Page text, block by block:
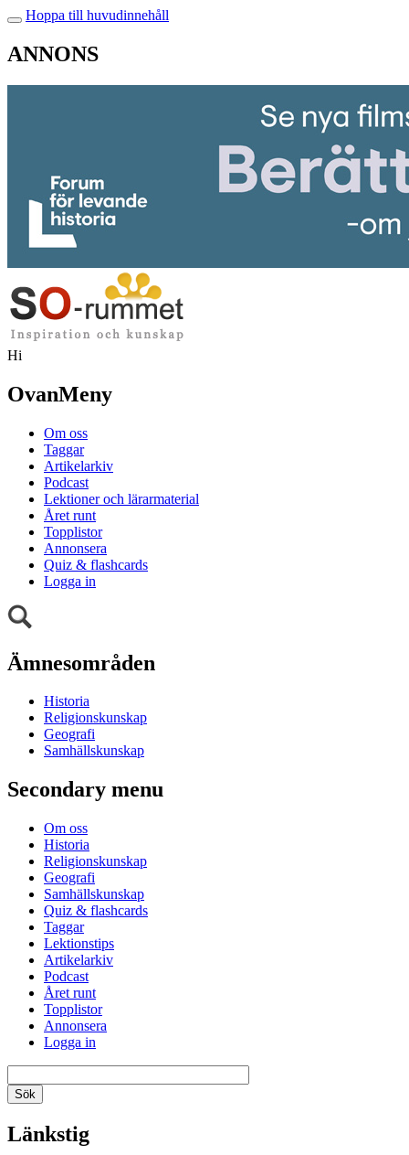
Hoppa till huvudinnehåll
ANNONS
Hi
OvanMeny
Om oss
Taggar
Artikelarkiv
Podcast
Lektioner och lärarmaterial
Året runt
Topplistor
Annonsera
Quiz & flashcards
Logga in
Ämnesområden
Historia
Religionskunskap
Geografi
Samhällskunskap
Secondary menu
Om oss
Historia
Religionskunskap
Geografi
Samhällskunskap
Quiz & flashcards
Taggar
Lektionstips
Artikelarkiv
Podcast
Året runt
Topplistor
Annonsera
Logga in
Länkstig